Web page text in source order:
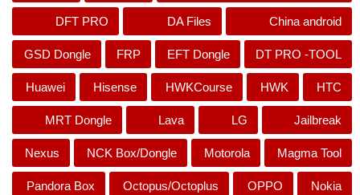
China android
DA Files
DFT PRO
DT PRO -TOOL
EFT Dongle
FRP
GSD Dongle
HTC
HWK
HWKCourse
Hisense
Huawei
Jailbreak
LG
Lava
MRT Dongle
Magma Tool
Motorola
NCK Box/Dongle
Nexus
Nokia
OPPO
Octopus/Octoplus
Pandora Box